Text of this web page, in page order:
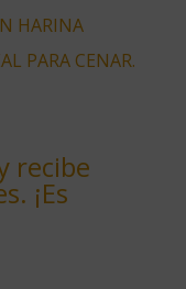
HARINA
PARA CENAR.
recibe
¡Es